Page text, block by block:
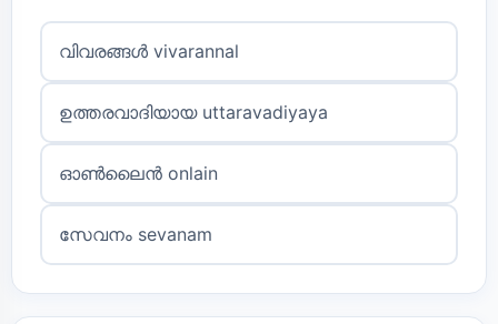
വിവരങ്ങൾ vivarannal
ഉത്തരവാദിയായ uttaravadiyaya
ഓൺലൈൻ onlain
സേവനം sevanam